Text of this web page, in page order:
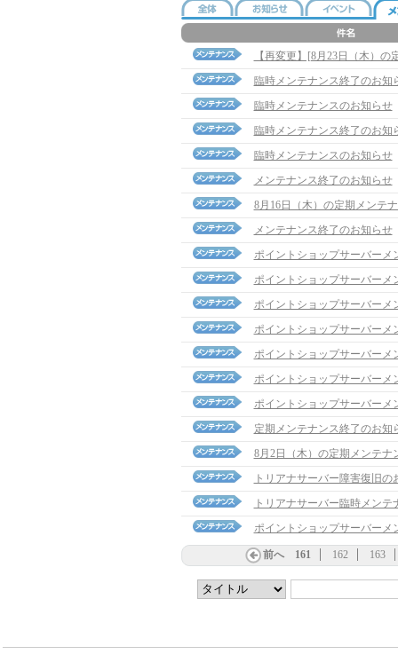
【再変更】[8月23日（木）
臨時メンテナンス終了のお知
臨時メンテナンスのお知らせ
臨時メンテナンス終了のお知
臨時メンテナンスのお知らせ
メンテナンス終了のお知らせ
8月16日（木）の定期メンテ
メンテナンス終了のお知らせ
ポイントショップサーバーメ
ポイントショップサーバーメ
ポイントショップサーバーメ
ポイントショップサーバーメ
ポイントショップサーバーメ
ポイントショップサーバーメ
ポイントショップサーバーメ
定期メンテナンス終了のお知
8月2日（木）の定期メンテナ
トリアナサーバー障害復旧の
トリアナサーバー臨時メンテ
ポイントショップサーバーメ
前へ 161 162 163